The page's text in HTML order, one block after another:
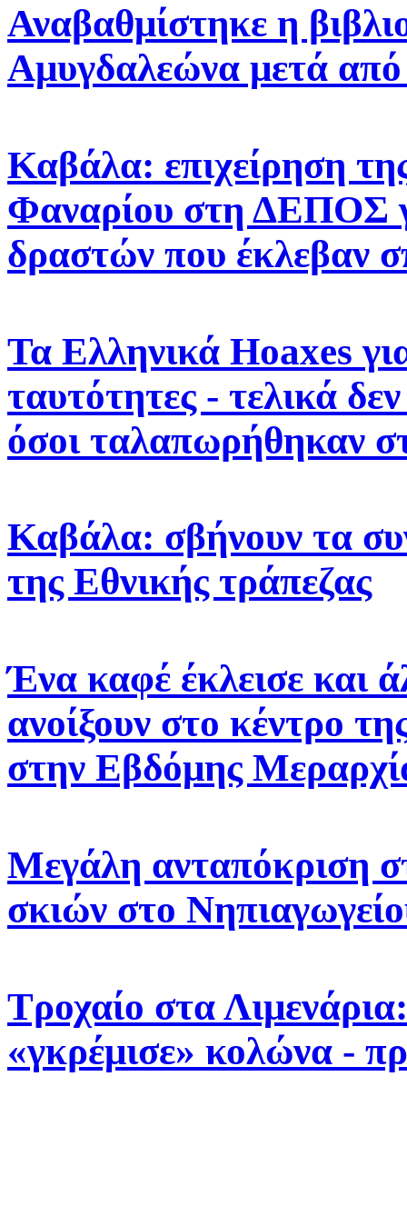
Αναβαθμίστηκε η
Αμυγδαλεώνα μετά
Καβάλα: επιχείρηση
Φαναρίου στη ΔΕΠΟΣ
δραστών που έκλεβαν
Τα Ελληνικά Hoaxes
ταυτότητες - τελικά
όσοι ταλαπωρήθηκαν
Καβάλα: σβήνουν τα
της Εθνικής τράπεζας
Ένα καφέ έκλεισε και
ανοίξουν στο κέντρο
στην Εβδόμης
Μεγάλη ανταπόκριση
σκιών στο
Τροχαίο στα
«γκρέμισε» κολώνα -